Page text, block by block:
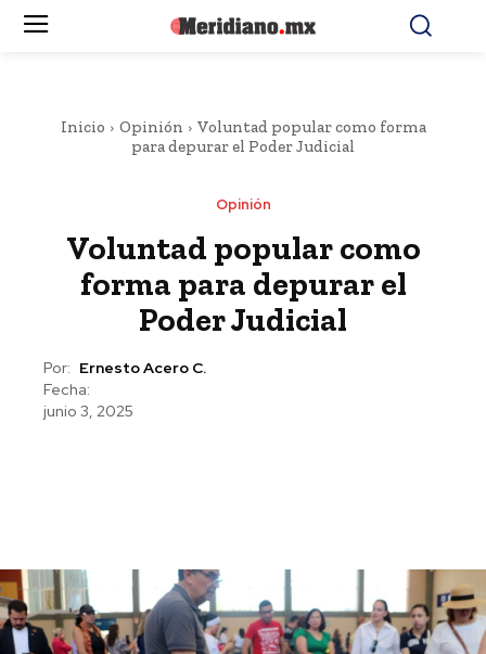
Inicio Opinión
Voluntad popular como forma
para depurar el Poder Judicial
Opinión
Voluntad popular como
forma para depurar el
Poder Judicial
Por: Ernesto Acero C.
Fecha:
junio 3, 2025